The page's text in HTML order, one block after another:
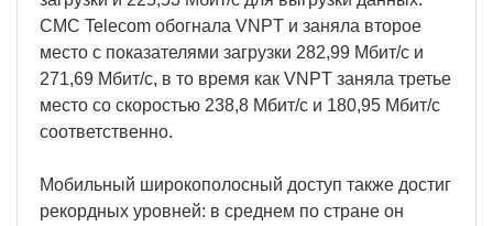
CMC Telecom обогнала VNPT и заняла второе
место с показателями загрузки 282,99 Мбит/с и
271,69 Мбит/с, в то время как VNPT заняла третье
место со скоростью 238,8 Мбит/с и 180,95 Мбит/с
соответственно.
Мобильный широкополосный доступ также достиг
рекордных уровней: в среднем по стране он